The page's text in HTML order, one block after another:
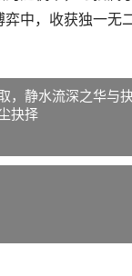
中，收获独一无
，静水流深之华与
抉择